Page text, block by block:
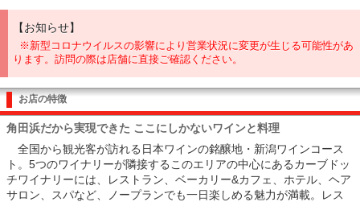
【お知らせ】
※新型コロナウイルスの影響により営業状況に変更が生じる可能性があ
ります。訪問の際は店舗に直接ご確認ください。
お店の特徴
角田浜だから実現できた ここにしかないワインと料理
全国から観光客が訪れる日本ワインの銘醸地・新潟ワインコース
ト。5つのワイナリーが隣接するこのエリアの中心にあるカーブドッ
チワイナリーには、レストラン、ベーカリー&カフェ、ホテル、ヘア
サロン、スパなど、ノープランでも一日楽しめる魅力が満載。レス